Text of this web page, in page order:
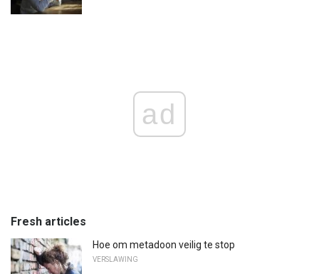
ad
Fresh articles
Hoe om metadoon veilig te stop
VERSLAWING